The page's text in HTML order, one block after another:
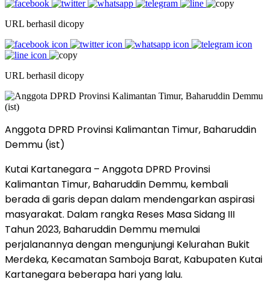
URL berhasil dicopy
URL berhasil dicopy
Anggota DPRD Provinsi Kalimantan Timur, Baharuddin
Demmu (ist)
Kutai Kartanegara – Anggota DPRD Provinsi
Kalimantan Timur, Baharuddin Demmu, kembali
berada di garis depan dalam mendengarkan aspirasi
masyarakat. Dalam rangka Reses Masa Sidang III
Tahun 2023, Baharuddin Demmu memulai
perjalanannya dengan mengunjungi Kelurahan Bukit
Merdeka, Kecamatan Samboja Barat, Kabupaten Kutai
Kartanegara beberapa hari yang lalu.